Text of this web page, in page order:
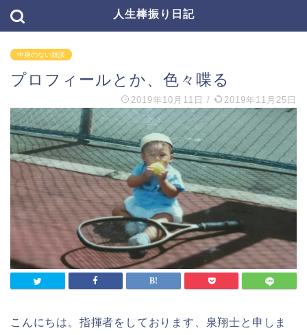
人生棒振り日記
中身のない雑談
プロフィールとか、色々喋る
2019年10月11日 / 2019年11月25日
こんにちは。指揮者をしております、泉翔士と申しま